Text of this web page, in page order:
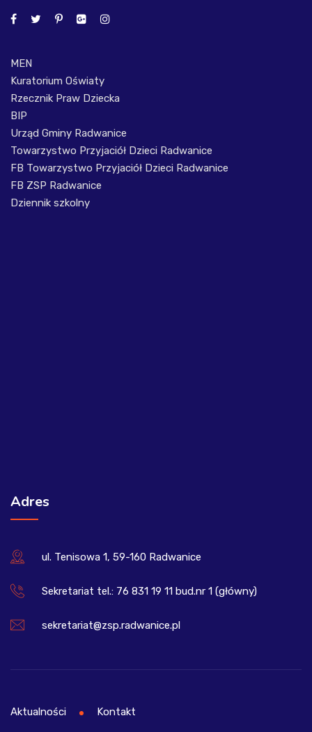
MEN
Kuratorium Oświaty
Rzecznik Praw Dziecka
BIP
Urząd Gminy Radwanice
Towarzystwo Przyjaciół Dzieci Radwanice
FB Towarzystwo Przyjaciół Dzieci Radwanice
FB ZSP Radwanice
Dziennik szkolny
Adres
ul. Tenisowa 1, 59-160 Radwanice
Sekretariat tel.: 76 831 19 11 bud.nr 1 (główny)
sekretariat@zsp.radwanice.pl
Aktualności Kontakt